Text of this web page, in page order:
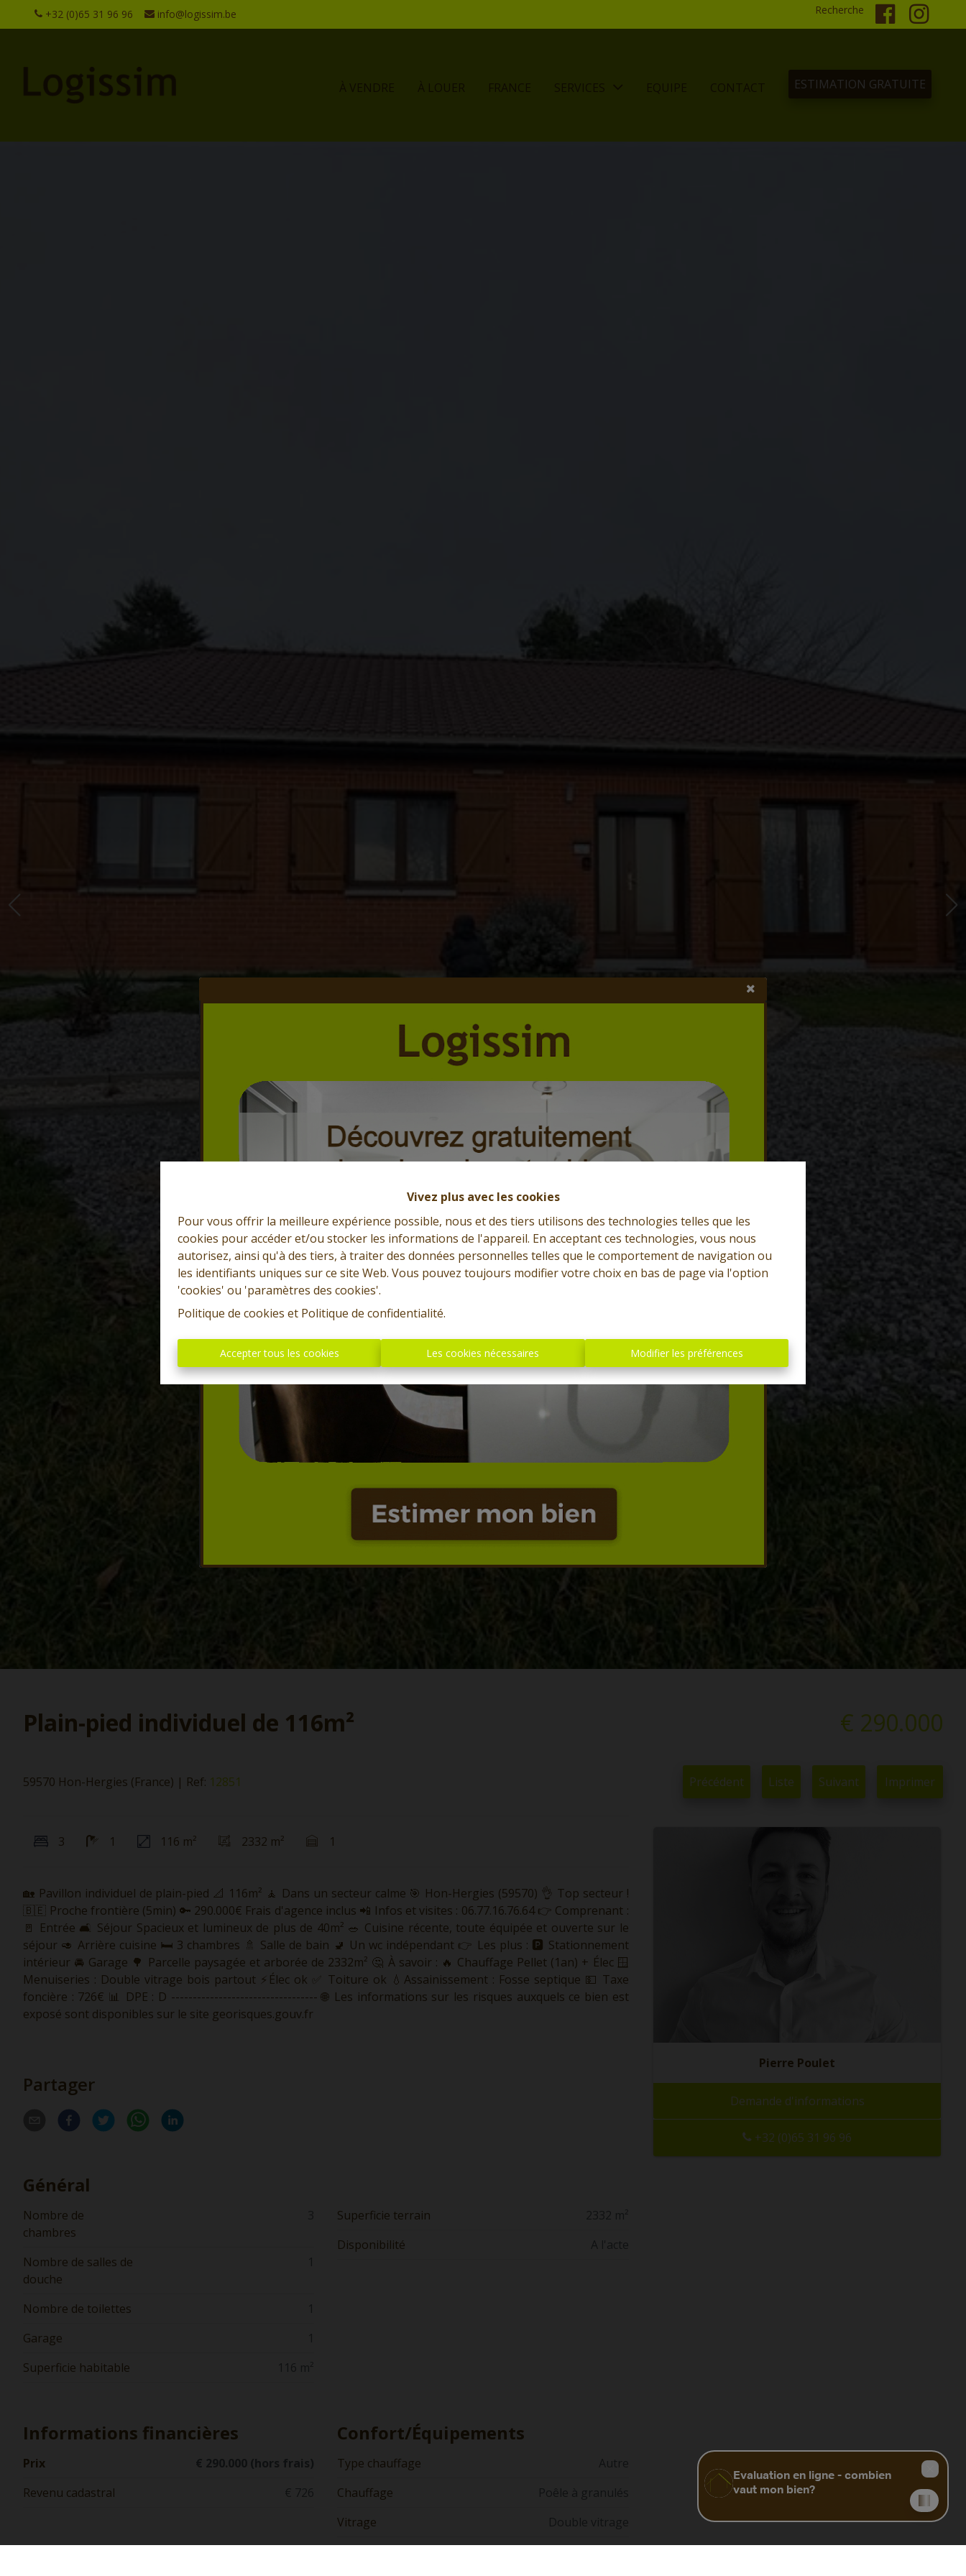
Vivez plus avec les cookies
Pour vous offrir la meilleure expérience possible, nous et des tiers utilisons des technologies telles que les
cookies pour accéder et/ou stocker les informations de l'appareil. En acceptant ces technologies, vous nous
autorisez, ainsi qu'à des tiers, à traiter des données personnelles telles que le comportement de navigation ou
les identifiants uniques sur ce site Web. Vous pouvez toujours modifier votre choix en bas de page via l'option
'cookies' ou 'paramètres des cookies'.
Politique de cookies et Politique de confidentialité.
Accepter tous les cookies Les cookies nécessaires Modifier les préférences
+32 (0)65 31 96 96 info@logissim.be Recherche
À VENDRE À LOUER FRANCE SERVICES EQUIPE CONTACT ESTIMATION GRATUITE
Plain-pied individuel de 116m² € 290.000
59570 Hon-Hergies (France) | Ref: 12851 Précédent Liste Suivant Imprimer
3 1 116 m² 2332 m² 1
🏡 Pavillon individuel de plain-pied 📐 116m² 🧘 Dans un secteur calme 🎯 Hon-Hergies (59570) 👌 Top secteur !
🇧🇪 Proche frontière (5min) 🔑 290.000€ Frais d'agence inclus 📲 Infos et visites : 06.77.16.76.64 👉 Comprenant :
🚪 Entrée 🛋 Séjour Spacieux et lumineux de plus de 40m² 🥗 Cuisine récente, toute équipée et ouverte sur le
séjour 🥑 Arrière cuisine 🛏 3 chambres 🚿 Salle de bain 🚽 Un wc indépendant 👉 Les plus : 🅿️ Stationnement
intérieur 🚘 Garage 🌳 Parcelle paysagée et arborée de 2332m² 🤔 À savoir : 🔥 Chauffage Pellet (1an) + Élec 🪟
Menuiseries : Double vitrage bois partout ⚡️Élec ok ✅️ Toiture ok 💧Assainissement : Fosse septique 💵 Taxe
foncière : 726€ 📊 DPE : D ---------------------------------- 🌐 Les informations sur les risques auxquels ce bien est
exposé sont disponibles sur le site georisques.gouv.fr
Partager
Général
Nombre de
chambres
3
Nombre de salles de
douche
1
Nombre de toilettes
1
Garage
1
Superficie habitable
116 m²
Superficie terrain
2332 m²
Disponibilité
A l'acte
Informations financières
Prix
€ 290.000 (hors frais)
Revenu cadastral
€ 726
Confort/Équipements
Type chauffage
Autre
Chauffage
Poêle à granulés
Vitrage
Double vitrage
Pierre Poulet
Demande d'informations
+32 (0)65 31 96 96